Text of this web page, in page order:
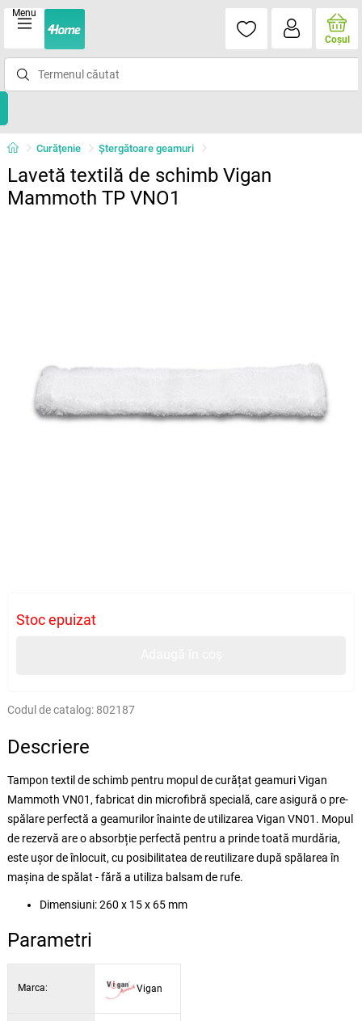
Menu
Coşul
Curățenie Ştergătoare geamuri
Lavetă textilă de schimb Vigan
Mammoth TP VNO1
Stoc epuizat
Codul de catalog: 802187
Descriere
Tampon textil de schimb pentru mopul de curățat geamuri Vigan
Mammoth VN01, fabricat din microfibră specială, care asigură o pre-
spălare perfectă a geamurilor înainte de utilizarea Vigan VN01. Mopul
de rezervă are o absorbție perfectă pentru a prinde toată murdăria,
este ușor de înlocuit, cu posibilitatea de reutilizare după spălarea în
mașina de spălat - fără a utiliza balsam de rufe.
Dimensiuni: 260 x 15 x 65 mm
Parametri
Marca: Vigan